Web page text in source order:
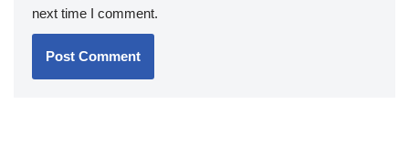
next time I comment.